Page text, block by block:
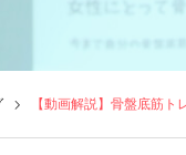
【動画解説】骨盤底筋